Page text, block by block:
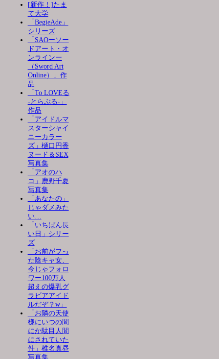
[新作！]たま
て大学
「BegieAde」
シリーズ
「SAOーソー
ドアート・オ
ンラインー
（Sword Art
Online）」作
品
「To LOVEる
-とらぶる-」
作品
「アイドルマ
スターシャイ
ニーカラー
ズ」樋口円香
ヌード＆SEX
写真集
「アオのハ
コ」鹿野千夏
写真集
「あなたの」
じゃダメみた
い…
「いちばん長
い日」シリー
ズ
「お前がフっ
た陰キャ女、
今じゃフォロ
ワー100万人
超えの爆乳グ
ラビアアイド
ルだぞ？w」
「お隣の天使
様にいつの間
にか駄目人間
にされていた
件」椎名真昼
写真集